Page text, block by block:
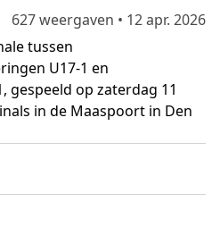
627 weergaven • 12 apr. 2026
tussen
U17-1 en
gespeeld op zaterdag 11
in de Maaspoort in Den